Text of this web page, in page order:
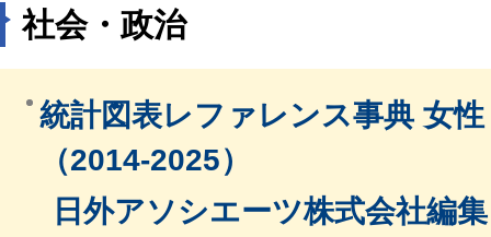
社会・政治
統計図表レファレンス事典 女
（2014-2025）
日外アソシエーツ株式会社編